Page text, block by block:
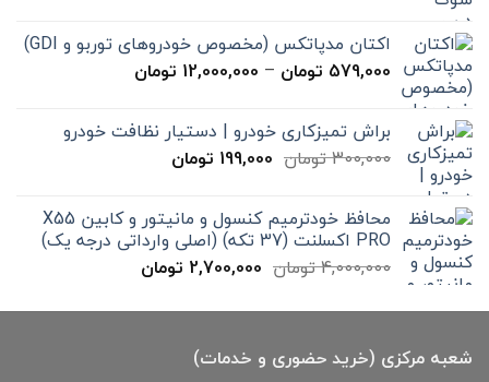
تا
20,000 تومان
اکتان مدپاتکس (مخصوص خودروهای توربو و GDI)
579,000 تومان –
12,000,000 تومان
تا
براش تمیزکاری خودرو | دستیار نظافت خودرو
300,000تومان قیمت
بود.
199,000 تومانقیمت
199,000 تومان
است. محافظ خودترمیم کنسول و مانیتور و کابین X55
PRO اکسلنت (37 تکه) (اصلی وارداتی درجه یک)
4,000,000تومان قیمت
4,000,000 تومان
2,700,000 تومانقیمت
2,700,000 تومان
شعبه مرکزی (خرید حضوری و خدمات)